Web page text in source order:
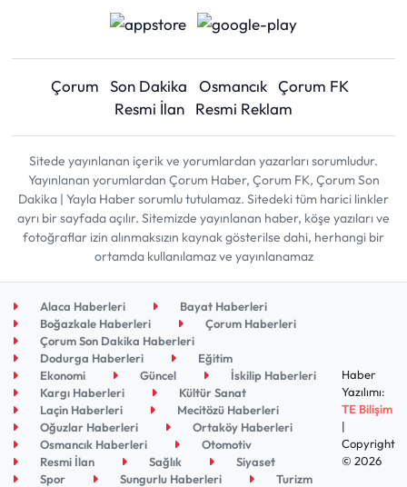
Çorum Son Dakika Osmancık Çorum FK
Resmi İlan
Resmi Reklam
Sitede yayınlanan içerik ve yorumlardan yazarları sorumludur.
Yayınlanan yorumlardan Çorum Haber, Çorum FK, Çorum Son
Dakika | Yayla Haber sorumlu tutulamaz. Sitedeki tüm harici linkler
ayrı bir sayfada açılır. Sitemizde yayınlanan haber, köşe yazıları ve
fotoğraflar izin alınmaksızın kaynak gösterilse dahi, herhangi bir
ortamda kullanılamaz ve yayınlanamaz
Alaca Haberleri
Bayat Haberleri
Boğazkale Haberleri
Çorum Haberleri
Çorum Son Dakika Haberleri
Dodurga Haberleri
Eğitim
Ekonomi
Güncel
İskilip Haberleri
Kargı Haberleri
Kültür Sanat
Laçin Haberleri
Mecitözü Haberleri
Oğuzlar Haberleri
Ortaköy Haberleri
Osmancık Haberleri
Otomotiv
Resmi İlan
Sağlık
Siyaset
Spor
Sungurlu Haberleri Turizm
Haber
Yazılımı:
TE Bilişim
|
Copyright
© 2026